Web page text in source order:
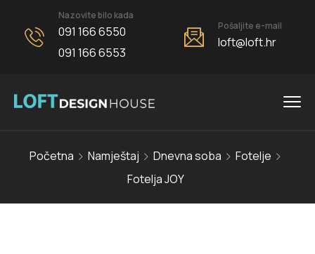
Nazovite bilo kada
091 166 6550
091 166 6553
Pošaljite e-mail
loft@loft.hr
Početna Namještaj Dnevna soba
Fotelje
Fotelja JOY